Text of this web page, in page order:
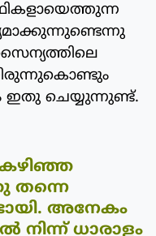
ഇതു ചെയ്യുന്നുണ്ട്.
തന്നെ
അനേകം
നിന്ന് ധാരാളം